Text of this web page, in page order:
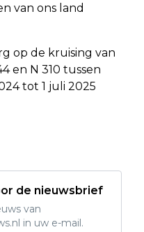
van ons land
op de kruising van
en N 310 tussen
tot 1 juli 2025
de nieuwsbrief
van
in uw e-mail.